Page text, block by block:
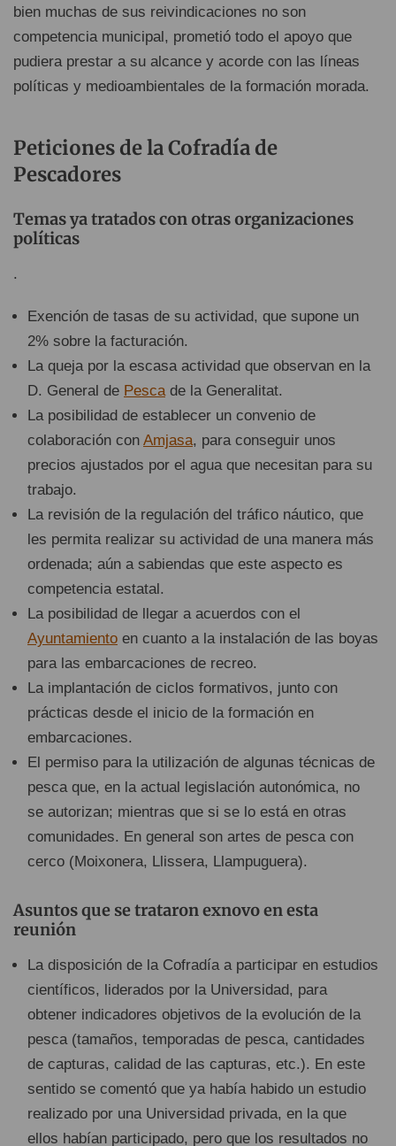
bien muchas de sus reivindicaciones no son
competencia municipal, prometió todo el apoyo que
pudiera prestar a su alcance y acorde con las líneas
políticas y medioambientales de la formación morada.
Peticiones de la Cofradía de
Pescadores
Temas ya tratados con otras organizaciones
políticas
.
Exención de tasas de su actividad, que supone un
2% sobre la facturación.
La queja por la escasa actividad que observan en la
D. General de Pescade la Generalitat.
La posibilidad de establecer un convenio de
colaboración con Amjasa, para conseguir unos
precios ajustados por el agua que necesitan para su
trabajo.
La revisión de la regulación del tráfico náutico, que
les permita realizar su actividad de una manera más
ordenada; aún a sabiendas que este aspecto es
competencia estatal.
La posibilidad de llegar a acuerdos con el
Ayuntamiento en cuanto a la instalación de las boyas
para las embarcaciones de recreo.
La implantación de ciclos formativos, junto con
prácticas desde el inicio de la formación en
embarcaciones.
El permiso para la utilización de algunas técnicas de
pesca que, en la actual legislación autonómica, no
se autorizan; mientras que si se lo está en otras
comunidades. En general son artes de pesca con
cerco (Moixonera, Llissera, Llampuguera).
Asuntos que se trataron exnovo en esta
reunión
La disposición de la Cofradía a participar en estudios
científicos, liderados por la Universidad, para
obtener indicadores objetivos de la evolución de la
pesca (tamaños, temporadas de pesca, cantidades
de capturas, calidad de las capturas, etc.). En este
sentido se comentó que ya había habido un estudio
realizado por una Universidad privada, en la que
ellos habían participado, pero que los resultados no